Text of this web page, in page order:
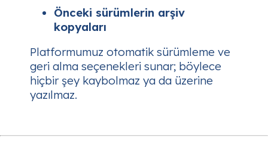
Önceki sürümlerin arşiv
kopyaları
Platformumuz otomatik sürümleme ve
geri alma seçenekleri sunar; böylece
hiçbir şey kaybolmaz ya da üzerine
yazılmaz.